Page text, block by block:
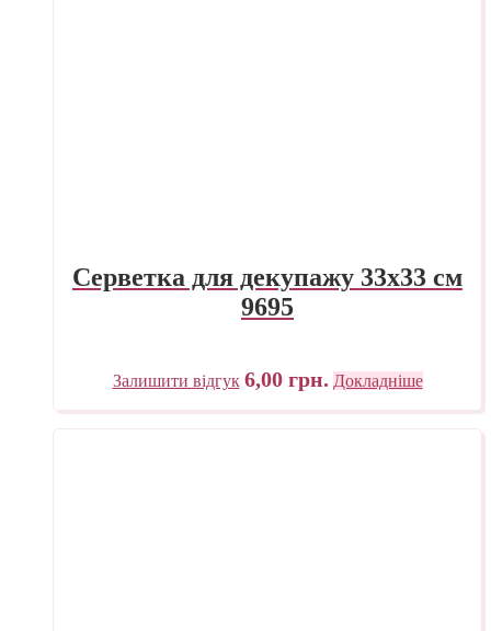
Серветка для декупажу 33х33 см
9695
Залишити відгук 6,00 грн. Докладніше